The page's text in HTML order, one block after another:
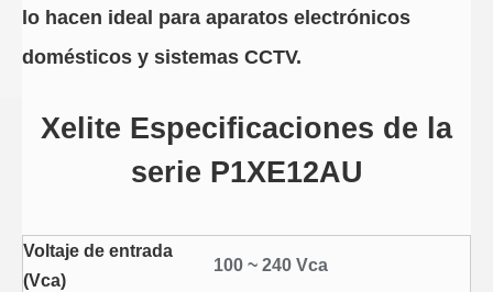
lo hacen ideal para aparatos electrónicos
domésticos y sistemas CCTV.
Xelite Especificaciones de la
serie P1XE12AU
Voltaje de entrada
(Vca)
100 ~ 240 Vca